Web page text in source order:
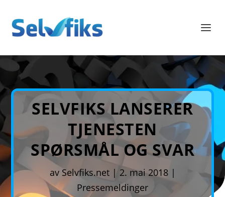
SELVFIKS LANSERER
TJENESTEN
SPØRSMÅL OG SVAR
av Selvfiks.net| 2. mai 2018|
Pressemeldinger